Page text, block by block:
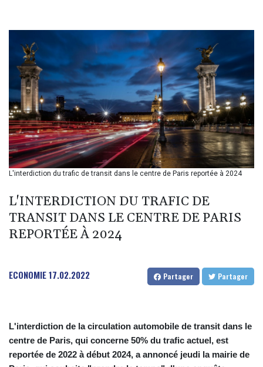
BMD 1.156149
BND 1.48134
BOB 13.739681
BRL 5.892665
BSD 1.156009
BTN 110.002458
BWP 15.603659
BYN 3.442252
BYR 22660.520413
BZD 2.324924
CAD 1.611493
CDF 2615.791646
CLF 0.026753
CLP 1056.362238
CNH 7.796982
CRC 525.515435
CUC 1.156149
DJF 205.471255
DKK 7.476127
DOP 67.346134
L'interdiction du trafic de transit dans le centre de Paris reportée à 2024
L'INTERDICTION DU TRAFIC DE
TRANSIT DANS LE CENTRE DE PARIS
REPORTÉE À 2024
ECONOMIE17.02.2022 Partager Partager
L'interdiction de la circulation automobile de transit dans le
centre de Paris, qui concerne 50% du trafic actuel, est
reportée de 2022 à début 2024, a annoncé jeudi la mairie de